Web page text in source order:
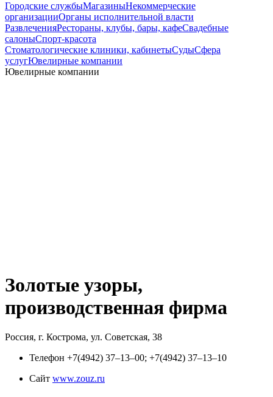
Городские службыМагазиныНекоммерческие
организацииОрганы исполнительной власти
РазвлеченияРестораны, клубы, бары, кафеСвадебные
салоныСпорт-красота
Стоматологические клиники, кабинетыСудыСфера
услугЮвелирные компании
Ювелирные компании
Золотые узоры,
производственная фирма
Россия, г. Кострома, ул. Советская, 38
Телефон +7(4942) 37‒13‒00; +7(4942) 37‒13‒10
Сайт www.zouz.ru